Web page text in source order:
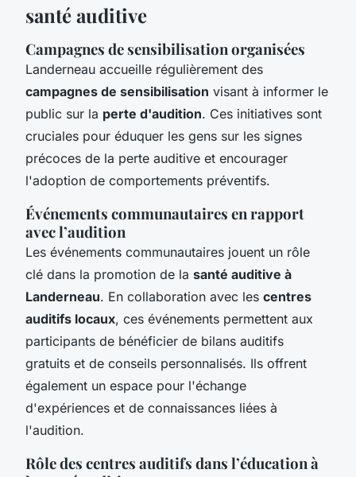
santé auditive
Campagnes de sensibilisation organisées
Landerneau accueille régulièrement des
campagnes de sensibilisation visant à informer le
public sur la perte d'audition. Ces initiatives sont
cruciales pour éduquer les gens sur les signes
précoces de la perte auditive et encourager
l'adoption de comportements préventifs.
Événements communautaires en rapport
avec l’audition
Les événements communautaires jouent un rôle
clé dans la promotion de la santé auditive à
Landerneau. En collaboration avec les centres
auditifs locaux, ces événements permettent aux
participants de bénéficier de bilans auditifs
gratuits et de conseils personnalisés. Ils offrent
également un espace pour l'échange
d'expériences et de connaissances liées à
l'audition.
Rôle des centres auditifs dans l’éducation à